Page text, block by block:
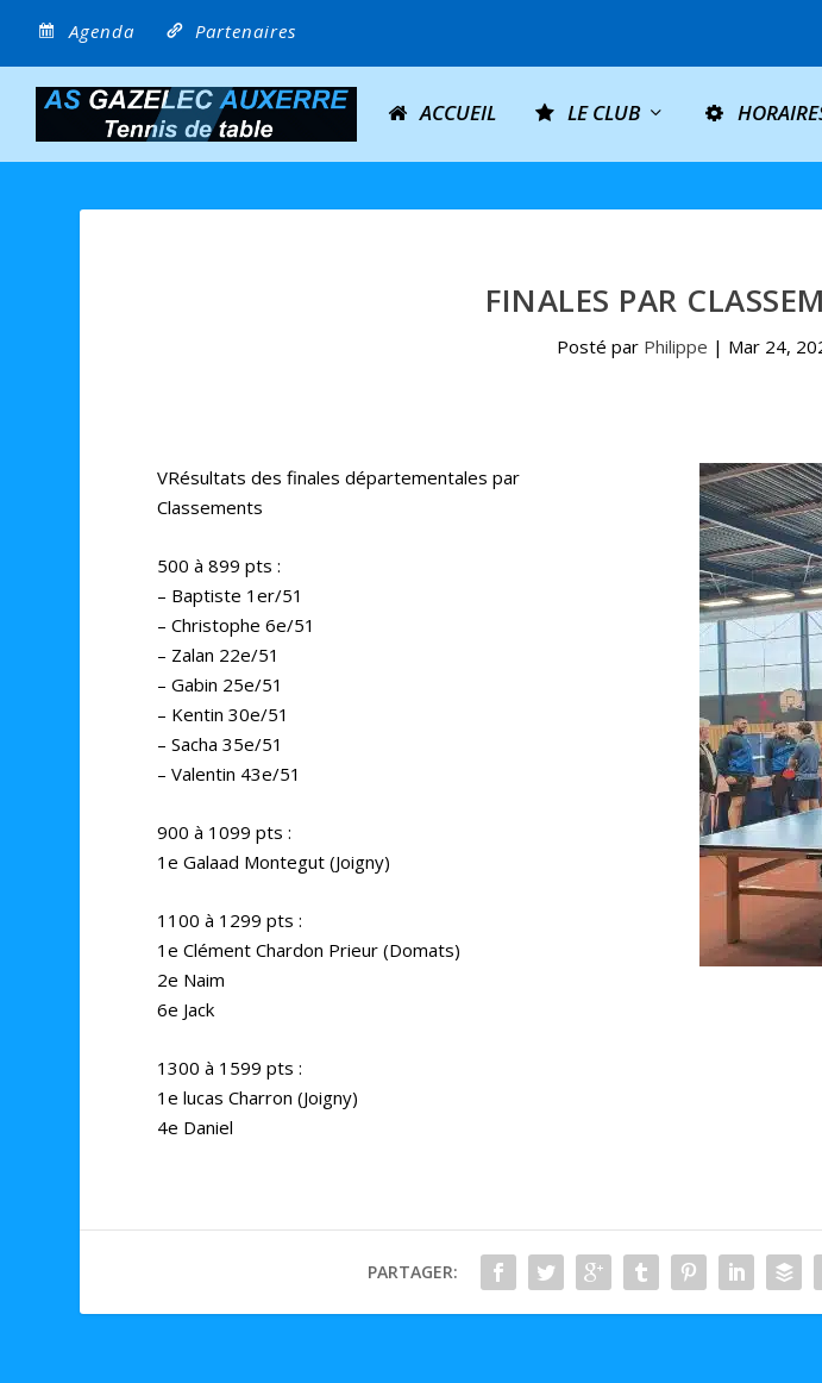
Agenda Partenaires
ACCUEIL LE CLUB
FINALES PAR
Posté par Philippe | Mar 24,
VRésultats des finales départementales par
Classements
500 à 899 pts :
– Baptiste 1er/51
– Christophe 6e/51
– Zalan 22e/51
– Gabin 25e/51
– Kentin 30e/51
– Sacha 35e/51
– Valentin 43e/51
900 à 1099 pts :
1e Galaad Montegut (Joigny)
1100 à 1299 pts :
1e Clément Chardon Prieur (Domats)
2e Naim
6e Jack
1300 à 1599 pts :
1e lucas Charron (Joigny)
4e Daniel
PARTAGER: